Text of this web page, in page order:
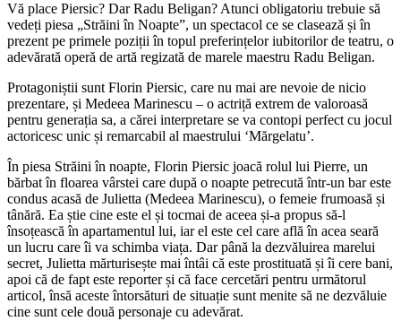
Vă place Piersic? Dar Radu Beligan? Atunci obligatoriu trebuie să
vedeți piesa „Străini în Noapte”, un spectacol ce se clasează și în
prezent pe primele poziții în topul preferințelor iubitorilor de teatru, o
adevărată operă de artă regizată de marele maestru Radu Beligan.
Protagoniștii sunt Florin Piersic, care nu mai are nevoie de nicio
prezentare, și Medeea Marinescu – o actriță extrem de valoroasă
pentru generația sa, a cărei interpretare se va contopi perfect cu jocul
actoricesc unic și remarcabil al maestrului ‘Mărgelatu’.
În piesa Străini în noapte, Florin Piersic joacă rolul lui Pierre, un
bărbat în floarea vârstei care după o noapte petrecută într-un bar este
condus acasă de Julietta (Medeea Marinescu), o femeie frumoasă și
tânără. Ea știe cine este el și tocmai de aceea și-a propus să-l
însoțească în apartamentul lui, iar el este cel care află în acea seară
un lucru care îi va schimba viața. Dar până la dezvăluirea marelui
secret, Julietta mărturisește mai întâi că este prostituată și îi cere bani,
apoi că de fapt este reporter și că face cercetări pentru următorul
articol, însă aceste întorsături de situație sunt menite să ne dezvăluie
cine sunt cele două personaje cu adevărat.